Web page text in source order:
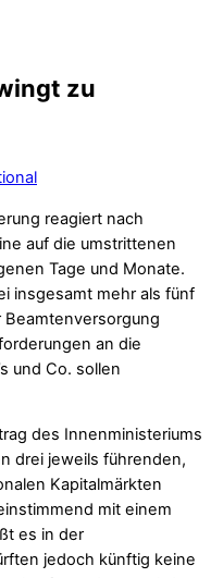
zu
reagiert nach
auf die umstrittenen
Tage und Monate.
insgesamt mehr als fünf
Beamtenversorgung
an die
und Co. sollen
des Innenministeriums
drei jeweils führenden,
Kapitalmärkten
mit einem
es in der
jedoch künftig keine